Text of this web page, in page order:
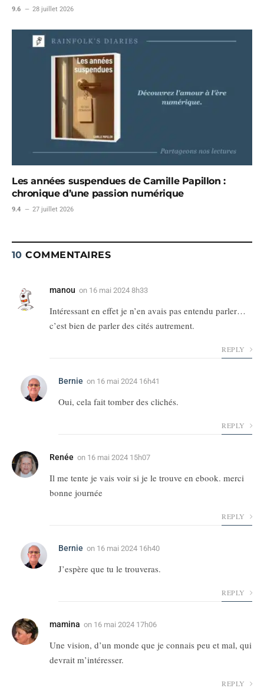
9.6 28 juillet 2026
Les années suspendues de Camille Papillon :
chronique d’une passion numérique
9.4 27 juillet 2026
10 COMMENTAIRES
manou on 16 mai 2024 8h33
Intéressant en effet je n’en avais pas entendu parler…
c’est bien de parler des cités autrement.
REPLY
Bernie on 16 mai 2024 16h41
Oui, cela fait tomber des clichés.
REPLY
Renée on 16 mai 2024 15h07
Il me tente je vais voir si je le trouve en ebook. merci
bonne journée
REPLY
Bernie on 16 mai 2024 16h40
J’espère que tu le trouveras.
REPLY
mamina on 16 mai 2024 17h06
Une vision, d’un monde que je connais peu et mal, qui
devrait m’intéresser.
REPLY